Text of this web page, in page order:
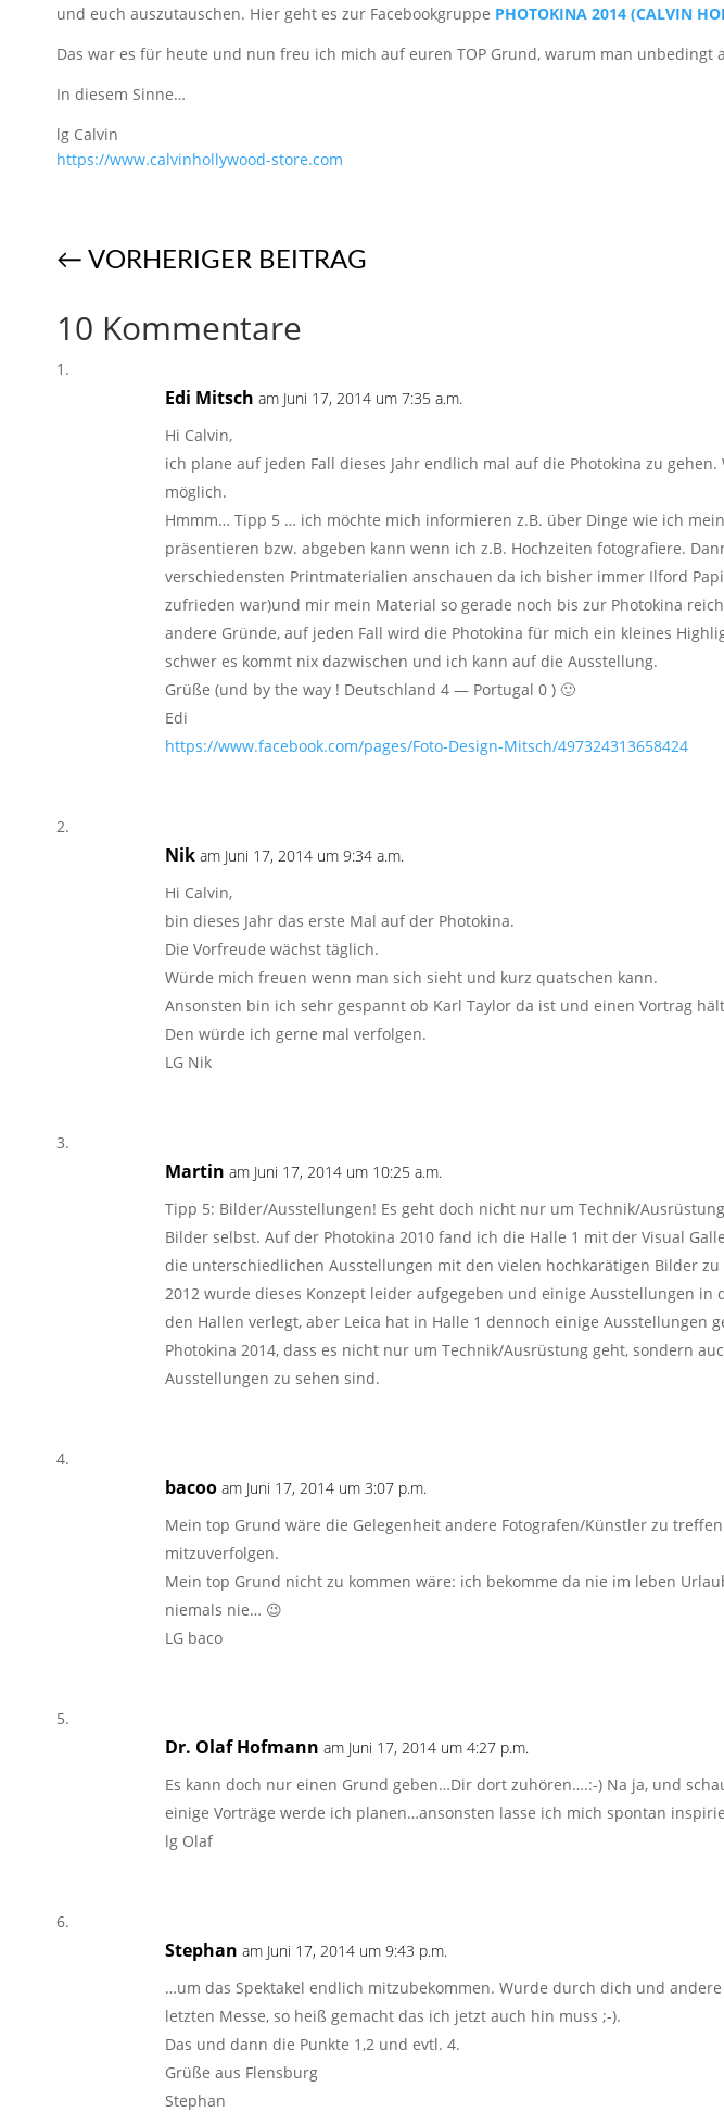
und euch auszutauschen. Hier geht es zur Facebookgruppe PHOTOKINA 2014 (CALVIN
Das war es für heute und nun freu ich mich auf euren TOP Grund, warum man unbedingt
In diesem Sinne…
lg Calvin
https://​www.calvinhollywood-store.com
← VORHERIGER BEITRAG
10 Kommentare
Edi Mitsch am Juni 17, 2014 um 7:35 a.m.
Hi Calvin,
ich plane auf jeden Fall dieses Jahr endlich mal auf die Photokina zu
möglich.
Hmmm… Tipp 5 … ich möchte mich informieren z.B. über Dinge wie ich
präsentieren bzw. abgeben kann wenn ich z.B. Hochzeiten fotografiere.
verschiedensten Printmaterialien anschauen da ich bisher immer Ilford
zufrieden war)und mir mein Material so gerade noch bis zur Photokina
andere Gründe, auf jeden Fall wird die Photokina für mich ein kleines
schwer es kommt nix dazwischen und ich kann auf die Ausstellung.
Grüße (und by the way ! Deutschland 4 — Portugal 0 ) 🙂
Edi
https://www.facebook.com/pages/Foto-Design-Mitsch/497324313658424
Nik am Juni 17, 2014 um 9:34 a.m.
Hi Calvin,
bin dieses Jahr das erste Mal auf der Photokina.
Die Vorfreude wächst täglich.
Würde mich freuen wenn man sich sieht und kurz quatschen kann.
Ansonsten bin ich sehr gespannt ob Karl Taylor da ist und einen Vortrag
Den würde ich gerne mal verfolgen.
LG Nik
Martin am Juni 17, 2014 um 10:25 a.m.
Tipp 5: Bilder/Ausstellungen! Es geht doch nicht nur um Technik/
Bilder selbst. Auf der Photokina 2010 fand ich die Halle 1 mit der Visual
die unterschiedlichen Ausstellungen mit den vielen hochkarätigen Bilder zu
2012 wurde dieses Konzept leider aufgegeben und einige Ausstellungen in
den Hallen verlegt, aber Leica hat in Halle 1 dennoch einige Ausstellungen
Photokina 2014, dass es nicht nur um Technik/Ausrüstung geht, sondern
Ausstellungen zu sehen sind.
bacoo am Juni 17, 2014 um 3:07 p.m.
Mein top Grund wäre die Gelegenheit andere Fotografen/Künstler zu
mitzuverfolgen.
Mein top Grund nicht zu kommen wäre: ich bekomme da nie im leben
niemals nie… 😉
LG baco
Dr. Olaf Hofmann am Juni 17, 2014 um 4:27 p.m.
Es kann doch nur einen Grund geben…Dir dort zuhören….:-) Na ja, und
einige Vorträge werde ich planen…ansonsten lasse ich mich spontan
lg Olaf
Stephan am Juni 17, 2014 um 9:43 p.m.
…um das Spektakel endlich mitzubekommen. Wurde durch dich und
letzten Messe, so heiß gemacht das ich jetzt auch hin muss ;-).
Das und dann die Punkte 1,2 und evtl. 4.
Grüße aus Flensburg
Stephan